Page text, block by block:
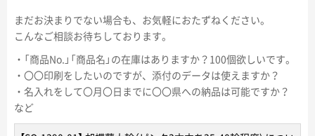
まだお決まりでない場合も、お気軽におたずねください。
こんなご相談お待ちしております。
・「商品No.」「商品名」の在庫はありますか？100個欲しいです。
・〇〇印刷をしたいのですが、添付のデータは使えますか？
・名入れをして〇月〇日までに〇〇県への納品は可能ですか？
など